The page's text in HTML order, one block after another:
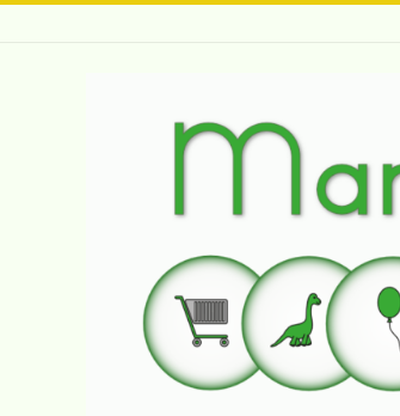
Spring